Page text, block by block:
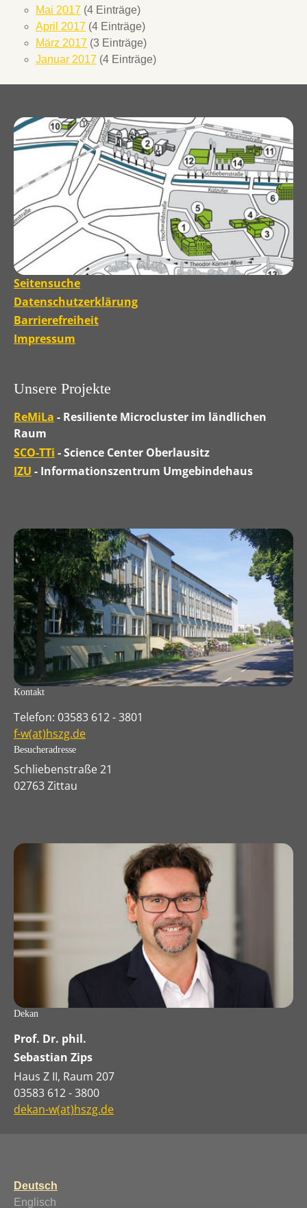
Mai 2017 (4 Einträge)
April 2017 (4 Einträge)
März 2017 (3 Einträge)
Januar 2017 (4 Einträge)
Seitensuche
Datenschutzerklärung
Barrierefreiheit
Impressum
Unsere Projekte
ReMiLa - Resiliente Microcluster im ländlichen
Raum
SCO-TTi - Science Center Oberlausitz
IZU - Informationszentrum Umgebindehaus
Kontakt
Telefon: 03583 612 - 3801
f-w(at)hszg.de
Besucheradresse
Schliebenstraße 21
02763 Zittau
Dekan
Prof. Dr. phil.
Sebastian Zips
Haus Z II, Raum 207
03583 612 - 3800
dekan-w(at)hszg.de
Deutsch
Englisch